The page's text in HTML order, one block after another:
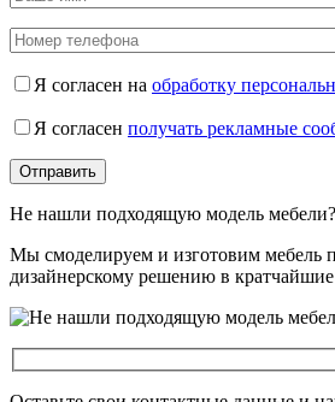
Я согласен на обработку
Я согласен получать рекламные
Не нашли подходящую модель мебели?
Мы смоделируем и изготовим мебель
дизайнерскому решению в